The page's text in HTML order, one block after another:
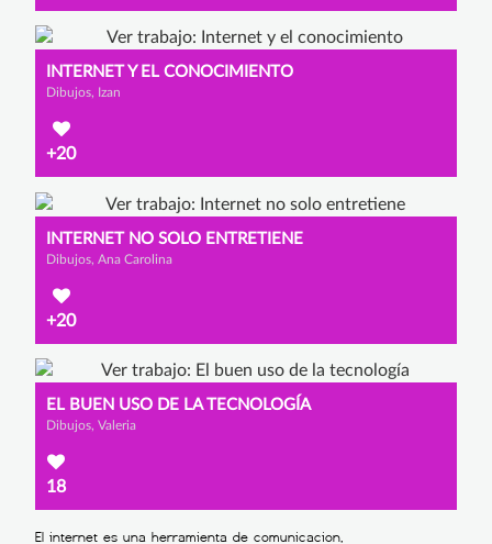
INTERNET Y EL CONOCIMIENTO
Dibujos, Izan
+20
INTERNET NO SOLO ENTRETIENE
Dibujos, Ana Carolina
+20
EL BUEN USO DE LA TECNOLOGÍA
Dibujos, Valeria
18